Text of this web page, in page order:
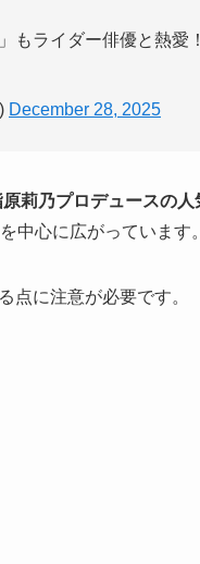
もライダー俳優と熱愛！
December 28, 2025
原莉乃プロデュースの
中心に広がっています。
点に注意が必要です。